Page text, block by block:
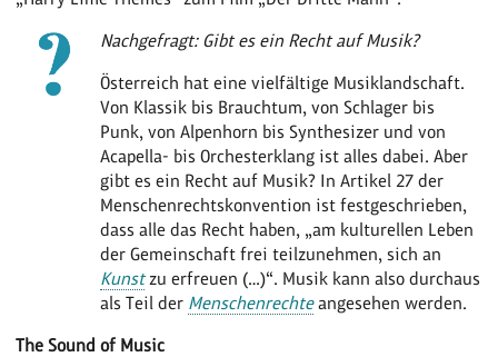
Nachgefragt: Gibt es ein Recht auf Musik?
Österreich hat eine vielfältige Musiklandschaft.
Von Klassik bis Brauchtum, von Schlager bis
Punk, von Alpenhorn bis Synthesizer und von
Acapella- bis Orchesterklang ist alles dabei. Aber
gibt es ein Recht auf Musik? In Artikel 27 der
Menschenrechtskonvention ist festgeschrieben,
dass alle das Recht haben, „am kulturellen Leben
der Gemeinschaft frei teilzunehmen, sich an
Kunstzu erfreuen (…)“. Musik kann also durchaus
als Teil der Menschenrechteangesehen werden.
The Sound of Music